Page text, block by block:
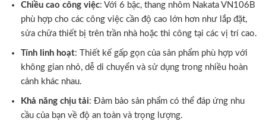
Chiều cao công việc: Với 6 bậc, thang nhôm Nakata VN106B
phù hợp cho các công việc cần độ cao lớn hơn như lắp đặt,
sửa chữa thiết bị trên trần nhà hoặc thi công tại các vị trí cao.
Tính linh hoạt: Thiết kế gấp gọn của sản phẩm phù hợp với
không gian nhỏ, dễ di chuyển và sử dụng trong nhiều hoàn
cảnh khác nhau.
Khả năng chịu tải: Đảm bảo sản phẩm có thể đáp ứng nhu
cầu của bạn về độ an toàn và trọng lượng.